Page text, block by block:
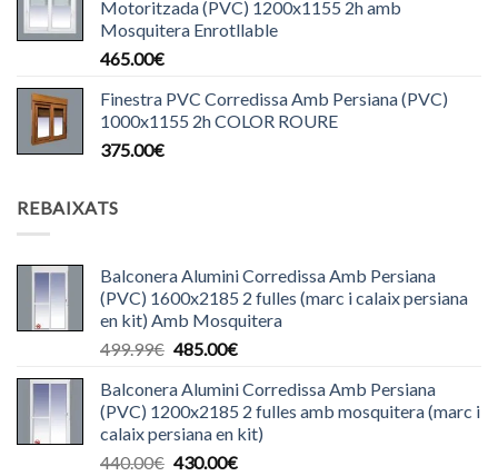
Motoritzada (PVC) 1200x1155 2h amb
Mosquitera Enrotllable
465.00€
Finestra PVC Corredissa Amb Persiana (PVC)
1000x1155 2h COLOR ROURE
375.00€
REBAIXATS
Balconera Alumini Corredissa Amb Persiana
(PVC) 1600x2185 2 fulles (marc i calaix persiana
en kit) Amb Mosquitera
499.99€ El
original
era:
499.99€.
485.00€El
actual
és:
485.00€.
Balconera Alumini Corredissa Amb Persiana
(PVC) 1200x2185 2 fulles amb mosquitera (marc i
calaix persiana en kit)
440.00€ El
430.00€El